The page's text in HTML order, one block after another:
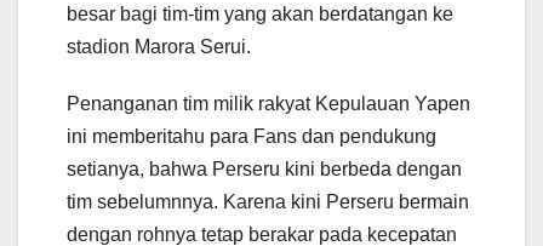
besar bagi tim-tim yang akan berdatangan ke
stadion Marora Serui.
Penanganan tim milik rakyat Kepulauan Yapen
ini memberitahu para Fans dan pendukung
setianya, bahwa Perseru kini berbeda dengan
tim sebelumnnya. Karena kini Perseru bermain
dengan rohnya tetap berakar pada kecepatan